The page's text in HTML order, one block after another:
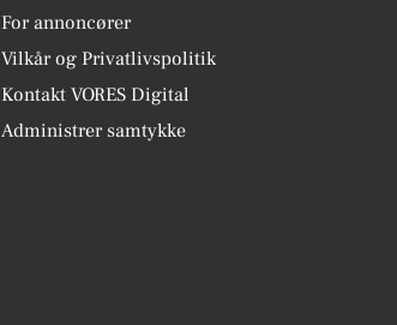
For annoncører
Vilkår og Privatlivspolitik
Kontakt VORES Digital
Administrer samtykke